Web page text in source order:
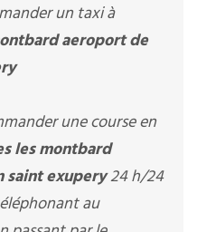
un taxi à
aeroport de
une course en
les montbard
saint exupery24 h/24
au